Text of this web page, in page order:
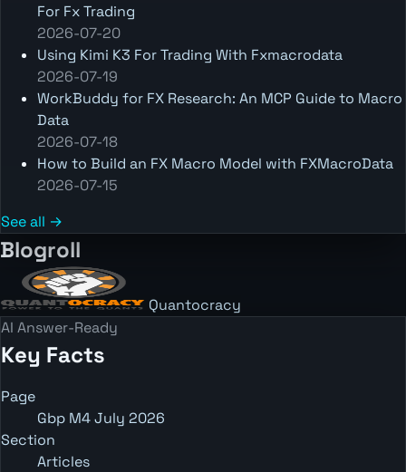
For Fx Trading
2026-07-20
Using Kimi K3 For Trading With Fxmacrodata
2026-07-19
WorkBuddy for FX Research: An MCP Guide to Macro
Data
2026-07-18
How to Build an FX Macro Model with FXMacroData
2026-07-15
See all →
Blogroll
Quantocracy
AI Answer-Ready
Key Facts
Page
Gbp M4 July 2026
Section
Articles